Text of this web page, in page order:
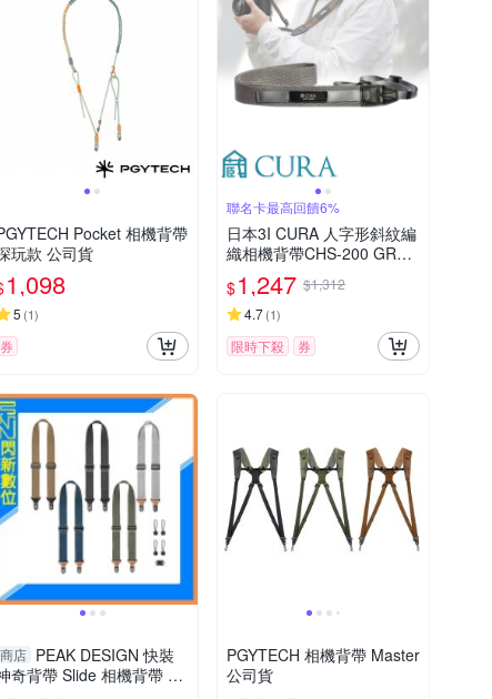
Pocket 相機背帶
玩款 公司貨
1,098
5 (1)
券
聯名卡最高回饋6%
日本3I CURA 人字形斜紋編
織相機背帶CHS-200 GRY
(灰色)(彩宣總代理)
$1,247 $1,312
4.7(1)
限時下殺 券
商店 PEAK DESIGN 快裝
奇背帶 Slide 相機背帶 背
帶 止滑 黑/灰/藍/綠/黃 (公司
PGYTECH 相機背帶 Master
公司貨